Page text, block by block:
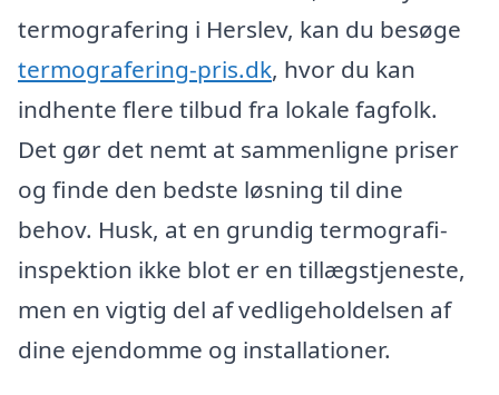
termografering i Herslev, kan du besøge
termografering-pris.dk, hvor du kan
indhente flere tilbud fra lokale fagfolk.
Det gør det nemt at sammenligne priser
og finde den bedste løsning til dine
behov. Husk, at en grundig termografi-
inspektion ikke blot er en tillægstjeneste,
men en vigtig del af vedligeholdelsen af
dine ejendomme og installationer.